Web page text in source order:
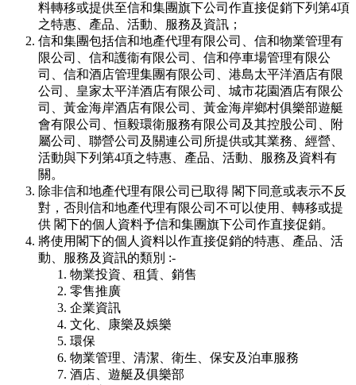
料轉移或提供至信和集團旗下公司作直接促銷下列第4項
之特惠、產品、活動、服務及資訊；
信和集團包括信和地產代理有限公司、信和物業管理有
限公司、信和護衞有限公司、信和停車場管理有限公
司、信和酒店管理集團有限公司、港島太平洋酒店有限
公司、皇家太平洋酒店有限公司、城市花園酒店有限公
司、黃金海岸酒店有限公司、黃金海岸鄉村俱樂部遊艇
會有限公司、恒毅環衛服務有限公司及其控股公司、附
屬公司、聯營公司及關連公司所提供或其業務、經營、
活動與下列第4項之特惠、產品、活動、服務及資料有
關。
除非信和地產代理有限公司已取得 閣下同意或表示不反
對，否則信和地產代理有限公司不可以使用、轉移或提
供 閣下的個人資料予信和集團旗下公司作直接促銷。
將使用閣下的個人資料以作直接促銷的特惠、產品、活
動、服務及資訊的類別 :-
物業投資、租賃、銷售
零售推廣
企業資訊
文化、康樂及娛樂
環保
物業管理、清潔、衛生、保安及泊車服務
酒店、遊艇及俱樂部